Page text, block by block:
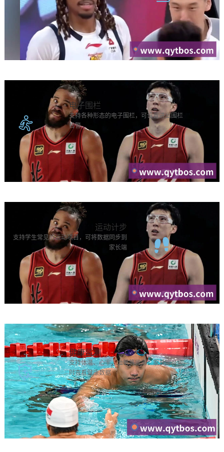
电子围栏
支持各种形态的电子围栏，可设置进出围栏
告警
运动计步
支持学生常见的运动项目，可将数据同步到
家长端
健康监测
支持体温、心率、血氧等监测，家长端可实
时查看健康数据